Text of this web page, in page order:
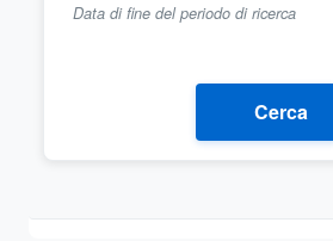
Data di fine del periodo di ricerca
Cerca